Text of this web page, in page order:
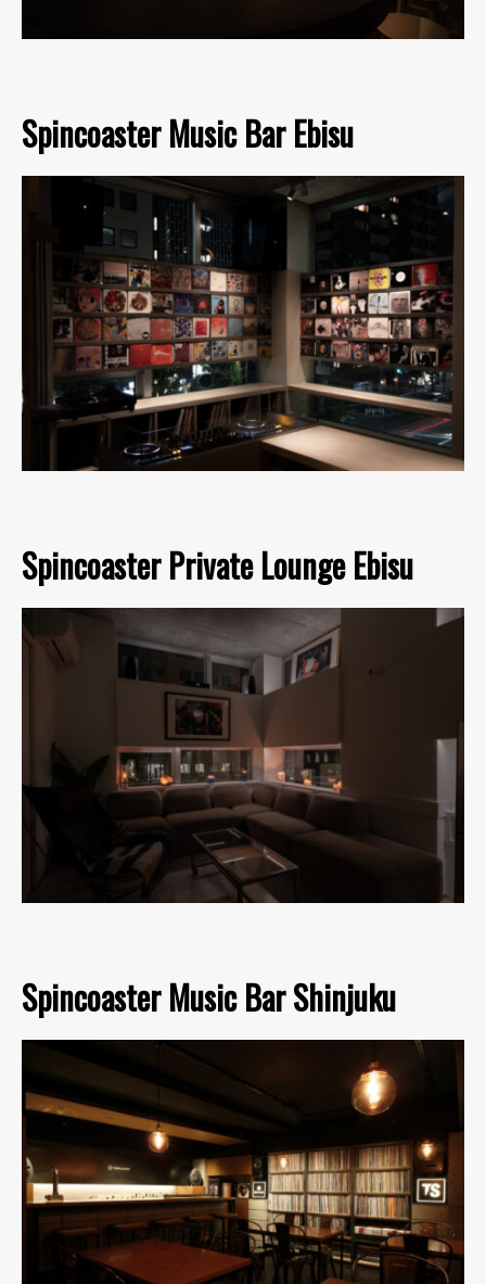
Spincoaster Music Bar Ebisu
Spincoaster Private Lounge Ebisu
Spincoaster Music Bar Shinjuku